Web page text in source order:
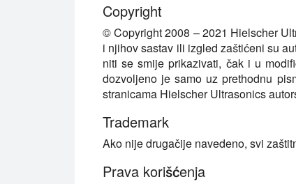
Copyright
© Copyright 2008 – 2021 Hielscher
i njihov sastav ili izgled zaštićeni su
niti se smije prikazivati, čak i u
dozvoljeno je samo uz prethodnu
stranicama Hielscher Ultrasonics
Trademark
Ako nije drugačije navedeno, svi
Prava korišćenja